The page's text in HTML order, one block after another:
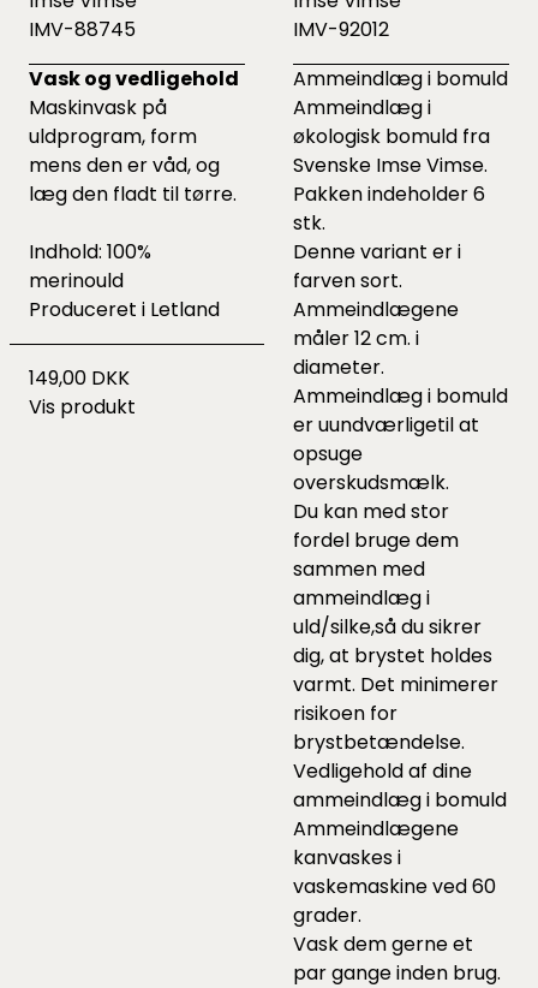
IMV-88745
Vask og vedligehold
Maskinvask på
uldprogram, form
mens den er våd, og
læg den fladt til tørre.
Indhold: 100%
merinould
Produceret i Letland
149,00 DKK
Vis produkt
IMV-92012
Ammeindlæg i bomuld
Ammeindlæg i
økologisk bomuld fra
Svenske Imse Vimse.
Pakken indeholder 6
stk.
Denne variant er i
farven sort.
Ammeindlægene
måler 12 cm. i
diameter.
Ammeindlæg i bomuld
er uundværligetil at
opsuge
overskudsmælk.
Du kan med stor
fordel bruge dem
sammen med
ammeindlæg i
uld/silke,så du sikrer
dig, at brystet holdes
varmt. Det minimerer
risikoen for
brystbetændelse.
Vedligehold af dine
ammeindlæg i bomuld
Ammeindlægene
kanvaskes i
vaskemaskine ved 60
grader.
Vask dem gerne et
par gange inden brug.